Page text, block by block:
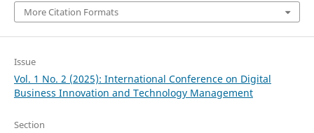
More Citation Formats
Issue
Vol. 1 No. 2 (2025): International Conference on Digital
Business Innovation and Technology Management
Section